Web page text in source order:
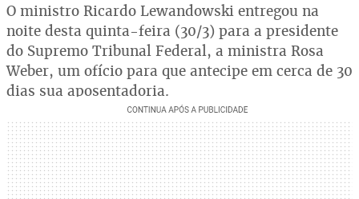
O ministro Ricardo Lewandowski entregou na
noite desta quinta-feira (30/3) para a presidente
do Supremo Tribunal Federal, a ministra Rosa
Weber, um ofício para que antecipe em cerca de 30
dias sua aposentadoria.